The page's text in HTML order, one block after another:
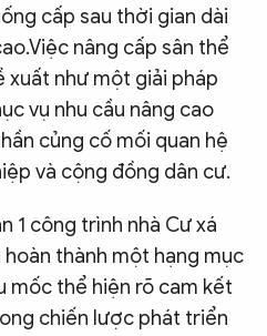
cấp sau thời gian dài
nâng cấp sân thể
như một giải pháp
vụ nhu cầu nâng cao
củng cố mối quan hệ
và cộng đồng dân cư.
1 công trình nhà Cư xá
thành một hạng mục
mốc thể hiện rõ cam kết
chiến lược phát triển